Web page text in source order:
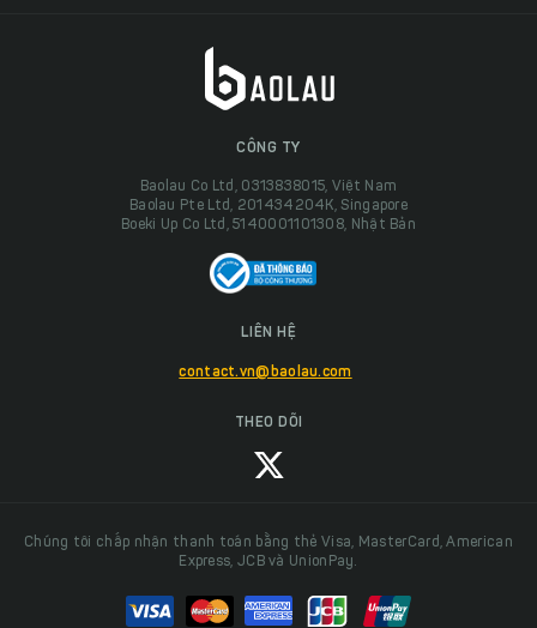
CÔNG TY
Baolau Co Ltd, 0313838015, Việt Nam
Baolau Pte Ltd, 201434204K, Singapore
Boeki Up Co Ltd, 5140001101308, Nhật Bản
LIÊN HỆ
contact.vn@baolau.com
THEO DÕI
Chúng tôi chấp nhận thanh toán bằng thẻ Visa, MasterCard, American
Express, JCB và UnionPay.